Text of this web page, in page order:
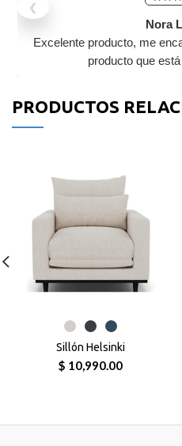
❮
Nora
Excelente producto, me
producto que
PRODUCTOS
Sillón Helsinki
$ 10,990.00